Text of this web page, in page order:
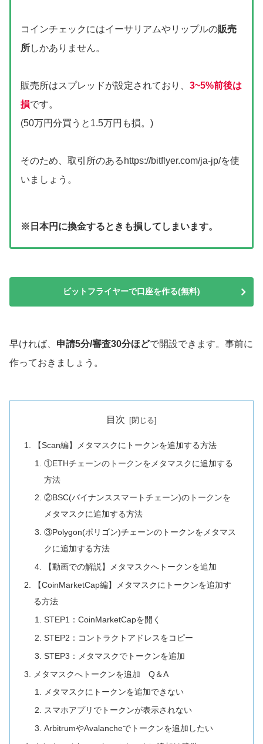
コインチェックにはイーサリアムやリップルの販売
所しかありません。
販売所はスプレッドが設定されており、 3~5%前後は
損です。
(50万円分買うと1.5万円も損。)
そのため、取引所のあるhttps://bitflyer.com/ja-jp/を使
いましょう。
※日本円に換金するときも損してしまいます。
ビットフライヤーで口座を作る(無料)
早ければ、 申請5分/審査30分ほどで開設できます。事前に
作っておきましょう。
目次
【Scan編】メタマスクにトークンを追加する方法
①ETHチェーンのトークンをメタマスクに追加する
方法
②BSC(バイナンススマートチェーン)のトークンを
メタマスクに追加する方法
③Polygon(ポリゴン)チェーンのトークンをメタマス
クに追加する方法
【動画での解説】メタマスクへトークンを追加
【CoinMarketCap編】メタマスクにトークンを追加す
る方法
STEP1：CoinMarketCapを開く
STEP2：コントラクトアドレスをコピー
STEP3：メタマスクでトークンを追加
メタマスクへトークンを追加 Q＆A
メタマスクにトークンを追加できない
スマホアプリでトークンが表示されない
ArbitrumやAvalancheでトークンを追加したい